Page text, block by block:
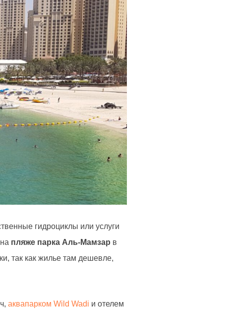
гидроциклы или услуги
пляже парка Аль-Мамзар в
так как жилье там дешевле,
аквапарком Wild Wadi и отелем